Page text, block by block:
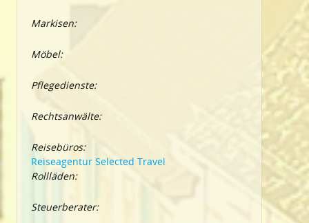
Markisen:
Möbel:
Pflegedienste:
Rechtsanwälte:
Reisebüros:
Reiseagentur Selected Travel
Rollläden:
Steuerberater: